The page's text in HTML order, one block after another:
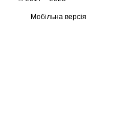
Мобільна версія